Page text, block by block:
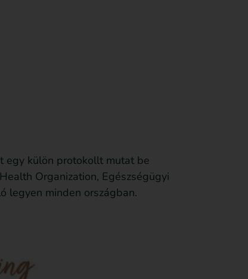
egy külön protokollt mutat be
Organization, Egészségügyi
legyen minden országban.